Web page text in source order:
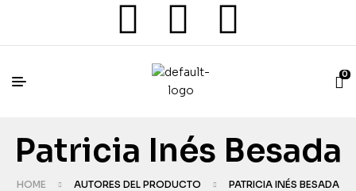
0
Patricia Inés Besada
HOME AUTORES DEL PRODUCTO PATRICIA INÉS BESADA